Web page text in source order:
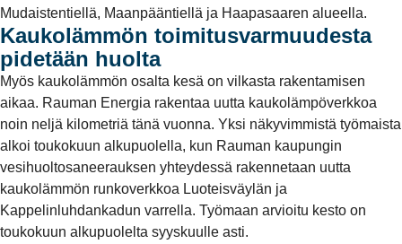
Mudaistentiellä, Maanpääntiellä ja Haapasaaren alueella.
Kaukolämmön toimitusvarmuudesta
pidetään huolta
Myös kaukolämmön osalta kesä on vilkasta rakentamisen
aikaa. Rauman Energia rakentaa uutta kaukolämpöverkkoa
noin neljä kilometriä tänä vuonna. Yksi näkyvimmistä työmaista
alkoi toukokuun alkupuolella, kun Rauman kaupungin
vesihuoltosaneerauksen yhteydessä rakennetaan uutta
kaukolämmön runkoverkkoa Luoteisväylän ja
Kappelinluhdankadun varrella. Työmaan arvioitu kesto on
toukokuun alkupuolelta syyskuulle asti.